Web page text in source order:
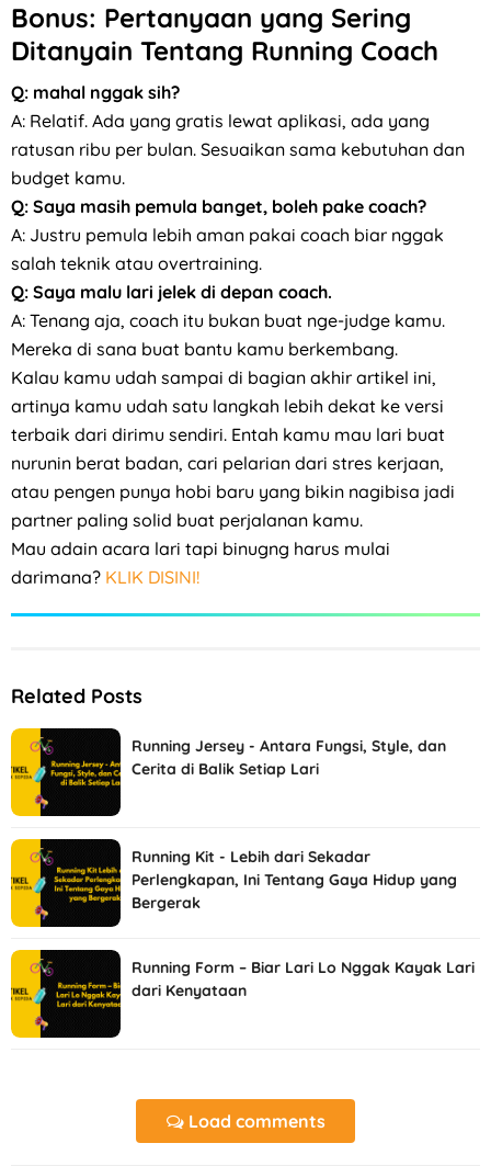
Bonus: Pertanyaan yang Sering
Ditanyain Tentang Running Coach
Q: mahal nggak sih?
A: Relatif. Ada yang gratis lewat aplikasi, ada yang
ratusan ribu per bulan. Sesuaikan sama kebutuhan dan
budget kamu.
Q: Saya masih pemula banget, boleh pake coach?
A: Justru pemula lebih aman pakai coach biar nggak
salah teknik atau overtraining.
Q: Saya malu lari jelek di depan coach.
A: Tenang aja, coach itu bukan buat nge-judge kamu.
Mereka di sana buat bantu kamu berkembang.
Kalau kamu udah sampai di bagian akhir artikel ini,
artinya kamu udah satu langkah lebih dekat ke versi
terbaik dari dirimu sendiri. Entah kamu mau lari buat
nurunin berat badan, cari pelarian dari stres kerjaan,
atau pengen punya hobi baru yang bikin nagibisa jadi
partner paling solid buat perjalanan kamu.
Mau adain acara lari tapi binugng harus mulai
darimana? KLIK DISINI!
Related Posts
Running Jersey - Antara Fungsi, Style, dan
Cerita di Balik Setiap Lari
Running Kit - Lebih dari Sekadar
Perlengkapan, Ini Tentang Gaya Hidup yang
Bergerak
Running Form – Biar Lari Lo Nggak Kayak Lari
dari Kenyataan
Load comments